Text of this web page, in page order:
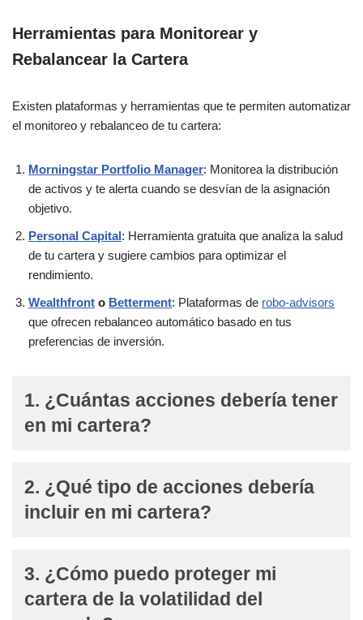
Herramientas para Monitorear y
Rebalancear la Cartera
Existen plataformas y herramientas que te permiten automatizar
el monitoreo y rebalanceo de tu cartera:
Morningstar Portfolio Manager: Monitorea la distribución
de activos y te alerta cuando se desvían de la asignación
objetivo.
Personal Capital: Herramienta gratuita que analiza la salud
de tu cartera y sugiere cambios para optimizar el
rendimiento.
Wealthfront o Betterment: Plataformas de robo-advisors
que ofrecen rebalanceo automático basado en tus
preferencias de inversión.
1. ¿Cuántas acciones debería tener
en mi cartera?
2. ¿Qué tipo de acciones debería
incluir en mi cartera?
3. ¿Cómo puedo proteger mi
cartera de la volatilidad del